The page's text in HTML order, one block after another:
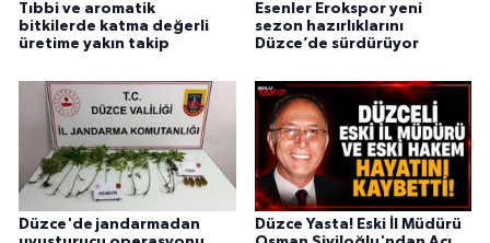
Tıbbi ve aromatik
bitkilerde katma değerli
üretime yakın takip
Esenler Erokspor yeni
sezon hazırlıklarını
Düzce’de sürdürüyor
Düzce'de jandarmadan
Düzce Yasta! Eski İl Müdürü